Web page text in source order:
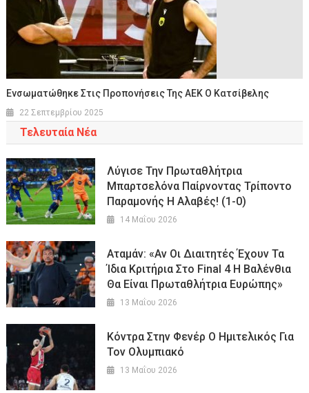
Ενσωματώθηκε Στις Προπονήσεις Της ΑΕΚ Ο Κατσίβελης
22 Σεπτεμβρίου 2025
Τελευταία Νέα
Λύγισε Την Πρωταθλήτρια
Μπαρτσελόνα Παίρνοντας Τρίποντο
Παραμονής Η Αλαβές! (1-0)
14 Μαΐου 2026
Αταμάν: «Αν Οι Διαιτητές Έχουν Τα
Ίδια Κριτήρια Στο Final 4 Η Βαλένθια
Θα Είναι Πρωταθλήτρια Ευρώπης»
13 Μαΐου 2026
Κόντρα Στην Φενέρ Ο Ημιτελικός Για
Τον Ολυμπιακό
13 Μαΐου 2026